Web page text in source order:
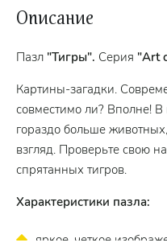
Описание
Пазл "Тигры". Серия "Art
Картины-загадки.
совместимо ли? Вполне!
гораздо больше
взгляд. Проверьте свою
спрятанных тигров.
Характеристики пазла:
яркое, четкое